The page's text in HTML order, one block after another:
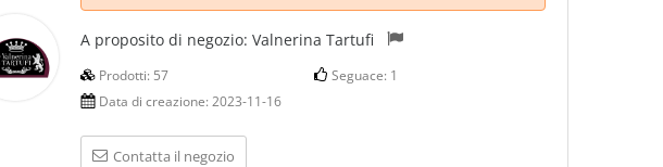
A proposito di negozio: Valnerina Tartufi
Prodotti: 57 Seguace: 1
Data di creazione: 2023-11-16
Contatta il negozio